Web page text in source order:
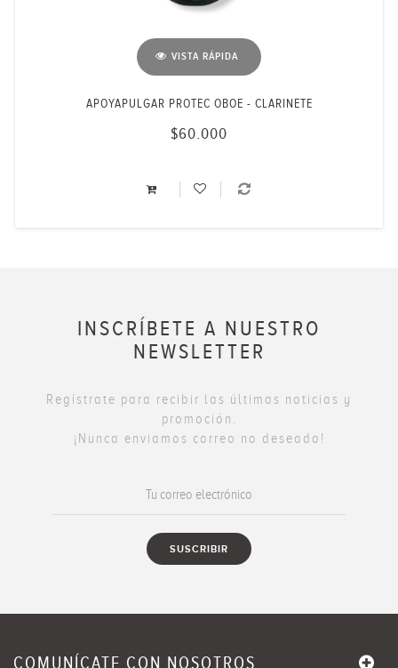
VISTA RÁPIDA
APOYAPULGAR PROTEC OBOE - CLARINETE
$60.000
INSCRÍBETE A NUESTRO
NEWSLETTER
Regístrate para recibir las últimas noticias y
promoción.
¡Nunca enviamos correo no deseado!
COMUNÍCATE CON NOSOTROS